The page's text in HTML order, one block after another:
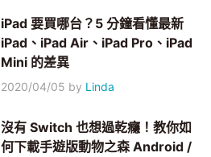
iPad 要買哪台？5 分鐘看懂最新
iPad、iPad Air、iPad Pro、iPad
Mini 的差異
2020/04/05 by Linda
沒有 Switch 也想過乾癮！教你如
何下載手遊版動物之森 Android /